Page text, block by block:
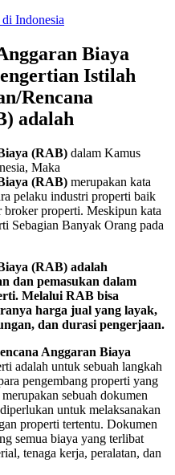
Indonesia
Biaya
Istilah
Rencana
adalah
(RAB) dalam Kamus
Maka
(RAB) merupakan kata
pelaku industri properti baik
broker properti. Meskipun kata
Sebagian Banyak Orang pada
(RAB) adalah
dan pemasukan dalam
Melalui RAB bisa
harga jual yang layak,
dan durasi pengerjaan.
Anggaran Biaya
adalah untuk sebuah langkah
pengembang properti yang
sebuah dokumen
untuk melaksanakan
properti tertentu. Dokumen
semua biaya yang terlibat
tenaga kerja, peralatan, dan